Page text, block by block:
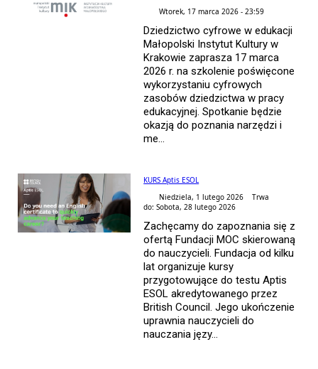
Wtorek, 17 marca 2026 - 23:59
Dziedzictwo cyfrowe w edukacji
Małopolski Instytut Kultury w
Krakowie zaprasza 17 marca
2026 r. na szkolenie poświęcone
wykorzystaniu cyfrowych
zasobów dziedzictwa w pracy
edukacyjnej. Spotkanie będzie
okazją do poznania narzędzi i
me...
KURS Aptis ESOL
Niedziela, 1 lutego 2026 Trwa
do: Sobota, 28 lutego 2026
Zachęcamy do zapoznania się z
ofertą Fundacji MOC skierowaną
do nauczycieli. Fundacja od kilku
lat organizuje kursy
przygotowujące do testu Aptis
ESOL akredytowanego przez
British Council. Jego ukończenie
uprawnia nauczycieli do
nauczania języ...